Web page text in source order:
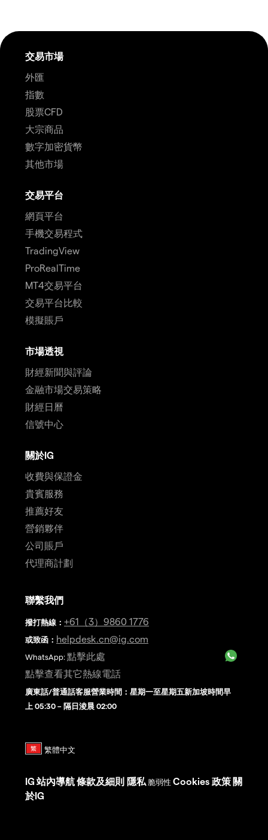
交易市場
外匯
指數
股票CFD
大宗商品
數字加密貨幣
其他市場
交易平台
網頁平台
手機交易程式
TradingView
ProRealTime
MT4交易平台
交易平台比較
模擬賬戶
市場透視
財經新聞與評論
金融市場交易策略
財經日曆
信號中心
關於IG
收費與保證金
貴賓服務
推薦好友
營銷夥伴
公司賬戶
代理商計劃
聯繫我們
撥打熱線 ： +61（3）9860 1776
或致函： helpdesk.cn@ig.com
WhatsApp: 點擊此處
點擊查看其它熱線電話
廣東話/普通話客服營業時間：星期一至星期五新加坡時間早
上 05:30 – 隔日淩晨 02:00
IG 站內導航條款及細則 隱私 脆弱性 Cookies 政策 關
於IG